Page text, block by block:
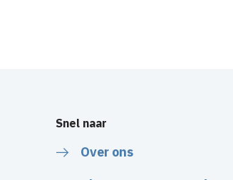
Snel naar
Over ons